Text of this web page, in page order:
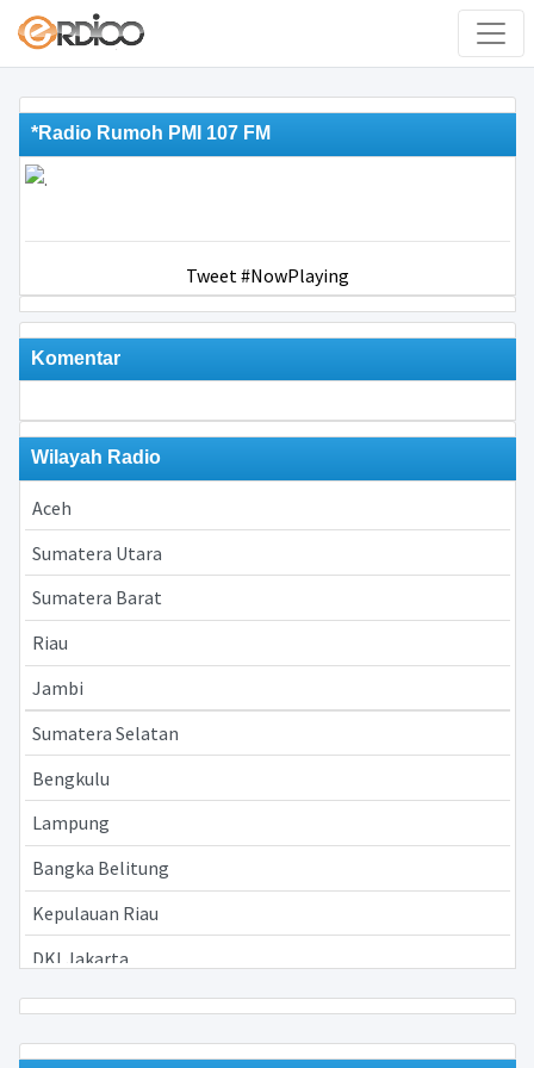
*Radio Rumoh PMI 107 FM
Tweet #NowPlaying
Komentar
Wilayah Radio
Aceh
Sumatera Utara
Sumatera Barat
Riau
Jambi
Sumatera Selatan
Bengkulu
Lampung
Bangka Belitung
Kepulauan Riau
DKI Jakarta
Jawa Barat
Jawa Tengah